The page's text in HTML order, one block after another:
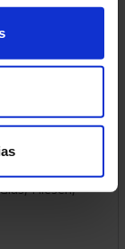
Bitumen,
u.v.m.
Orangenduft
und effektiv
Fliesen,